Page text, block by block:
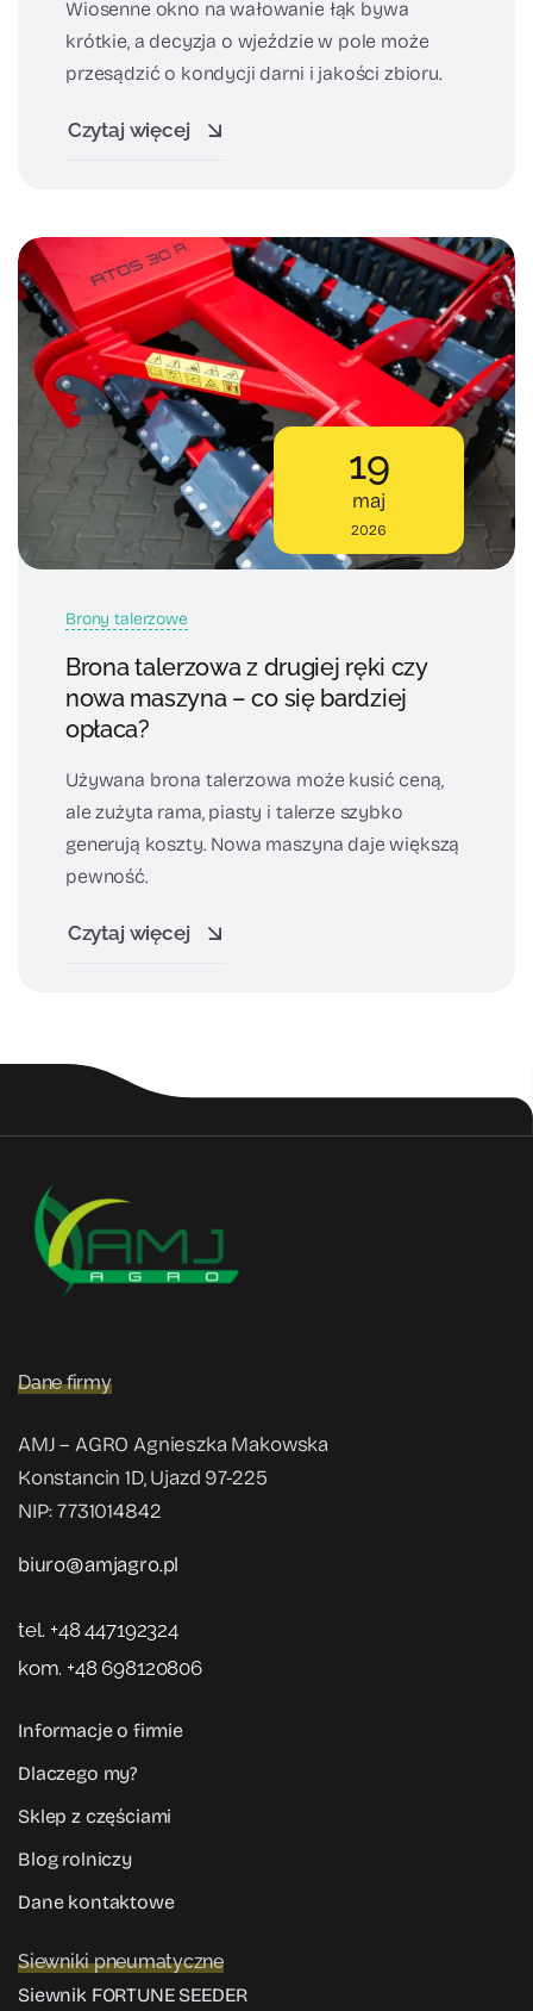
Wiosenne okno na wałowanie łąk bywa
krótkie, a decyzja o wjeździe w pole może
przesądzić o kondycji darni i jakości zbioru.
Czytaj więcej
19
maj
2026
Brony talerzowe
Brona talerzowa z drugiej ręki czy
nowa maszyna – co się bardziej
opłaca?
Używana brona talerzowa może kusić ceną,
ale zużyta rama, piasty i talerze szybko
generują koszty. Nowa maszyna daje większą
pewność.
Czytaj więcej
Dane firmy
AMJ – AGRO Agnieszka Makowska
Konstancin 1D, Ujazd 97-225
NIP: 7731014842
biuro@amjagro.pl
tel. +48 447192324
kom. +48 698120806
Informacje o firmie
Dlaczego my?
Sklep z częściami
Blog rolniczy
Dane kontaktowe
Siewniki pneumatyczne
Siewnik FORTUNE SEEDER